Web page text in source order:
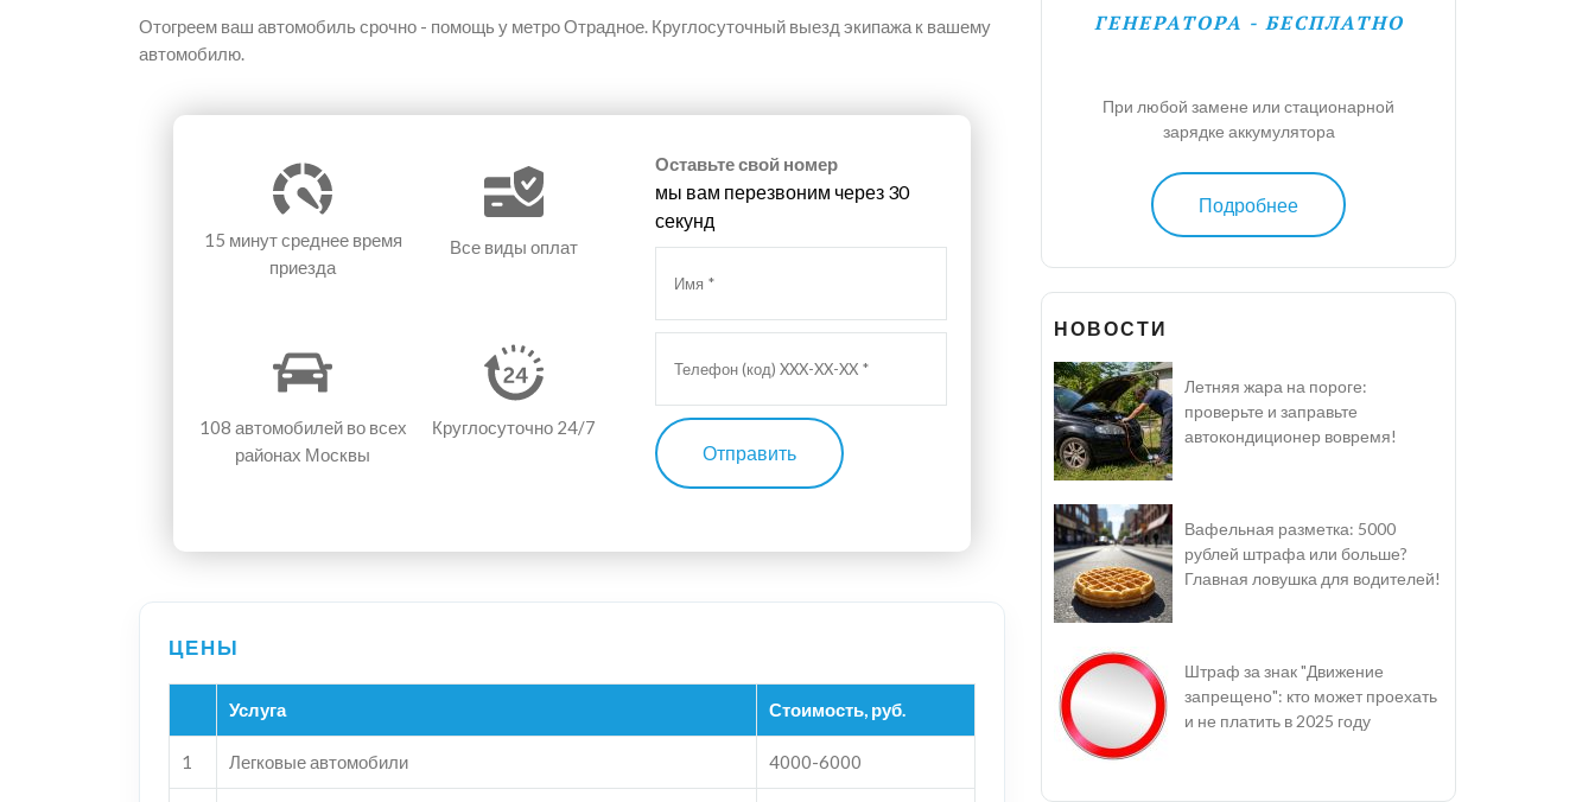
Отогреем ваш автомобиль срочно - помощь у метро Отрадное. Круглосуточный выезд экипажа к вашему
автомобилю.
15 минутсреднее время
приезда
Все виды оплат
108 автомобилей во всех
районах Москвы
Круглосуточно 24/7
Оставьте свой номер
мы вам перезвоним через 30
секунд
Отправить
Услуга Стоимость, руб.
1 Легковые автомобили 4000-6000
ГЕНЕРАТОРА - БЕСПЛАТНО
При любой замене или стационарной
зарядке аккумулятора
Подробнее
НОВОСТИ
Летняя жара на пороге:
проверьте и заправьте
автокондиционер вовремя!
Вафельная разметка: 5000
рублей штрафа или больше?
Главная ловушка для водителей!
Штраф за знак "Движение
запрещено": кто может проехать
и не платить в 2025 году